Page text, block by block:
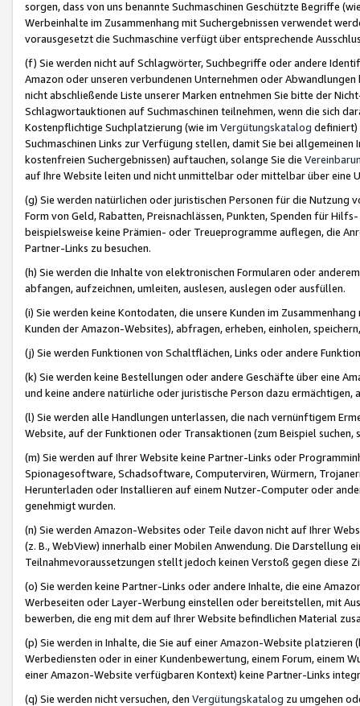
sorgen, dass von uns benannte Suchmaschinen Geschützte Begriffe
Werbeinhalte im Zusammenhang mit Suchergebnissen verwendet
vorausgesetzt die Suchmaschine verfügt über entsprechende
(f) Sie werden nicht auf Schlagwörter, Suchbegriffe oder andere
Amazon oder unseren verbundenen Unternehmen oder
nicht abschließende Liste unserer Marken entnehmen Sie bitte der
Schlagwortauktionen auf Suchmaschinen teilnehmen, wenn die sich
Kostenpflichtige Suchplatzierung (wie im Vergütungskatalog definiert)
Suchmaschinen Links zur Verfügung stellen, damit Sie bei
kostenfreien Suchergebnissen) auftauchen, solange Sie die
auf Ihre Website leiten und nicht unmittelbar oder mittelbar über eine
(g) Sie werden natürlichen oder juristischen Personen für die Nutzung
Form von Geld, Rabatten, Preisnachlässen, Punkten, Spenden für
beispielsweise keine Prämien- oder Treueprogramme auflegen, die
Partner-Links zu besuchen.
(h) Sie werden die Inhalte von elektronischen Formularen oder
abfangen, aufzeichnen, umleiten, auslesen, auslegen oder ausfüllen.
(i) Sie werden keine Kontodaten, die unsere Kunden im
Kunden der Amazon-Websites), abfragen, erheben, einholen,
(j) Sie werden Funktionen von Schaltflächen, Links oder andere
(k) Sie werden keine Bestellungen oder andere Geschäfte über eine
und keine andere natürliche oder juristische Person dazu
(l) Sie werden alle Handlungen unterlassen, die nach vernünftigem
Website, auf der Funktionen oder Transaktionen (zum Beispiel
(m) Sie werden auf Ihrer Website keine Partner-Links oder
Spionagesoftware, Schadsoftware, Computerviren, Würmern,
Herunterladen oder Installieren auf einem Nutzer-Computer oder
genehmigt wurden.
(n) Sie werden Amazon-Websites oder Teile davon nicht auf Ihrer
(z. B., WebView) innerhalb einer Mobilen Anwendung. Die Darstellung
Teilnahmevoraussetzungen stellt jedoch keinen Verstoß gegen diese
(o) Sie werden keine Partner-Links oder andere Inhalte, die eine
Werbeseiten oder Layer-Werbung einstellen oder bereitstellen, mit
bewerben, die eng mit dem auf Ihrer Website befindlichen Material
(p) Sie werden in Inhalte, die Sie auf einer Amazon-Website
Werbediensten oder in einer Kundenbewertung, einem Forum, einem
einer Amazon-Website verfügbaren Kontext) keine Partner-Links
(q) Sie werden nicht versuchen, den Vergütungskatalog zu umgehen